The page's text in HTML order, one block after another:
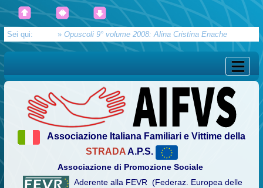
Sei qui: » Opuscoli 9° volume 2008: Alina Cristina Enache
Associazione Italiana Familiari e Vittime della
STRADAA.P.S.
Associazione di Promozione Sociale
Aderente alla FEVR (Federaz. Europea delle